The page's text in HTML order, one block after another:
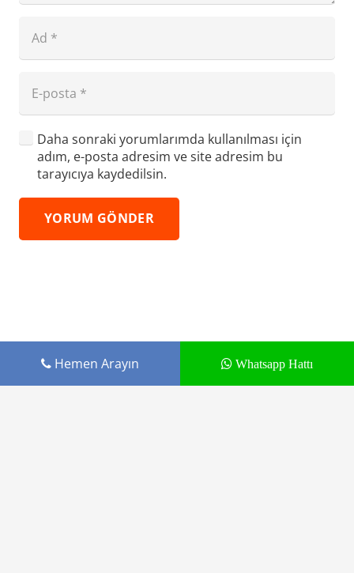
Daha sonraki yorumlarımda kullanılması için
adım, e-posta adresim ve site adresim bu
tarayıcıya kaydedilsin.
YORUM GÖNDER
Hemen Arayın Whatsapp Hattı